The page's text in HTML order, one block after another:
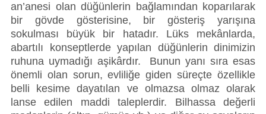
an’anesi olan düğünlerin bağlamından koparılarak
bir gövde gösterisine, bir gösteriş yarışına
sokulması büyük bir hatadır. Lüks mekânlarda,
abartılı konseptlerde yapılan düğünlerin dinimizin
ruhuna uymadığı aşikârdır.  Bunun yanı sıra esas
önemli olan sorun, evliliğe giden süreçte özellikle
belli kesime dayatılan ve olmazsa olmaz olarak
lanse edilen maddi taleplerdir. Bilhassa değerli